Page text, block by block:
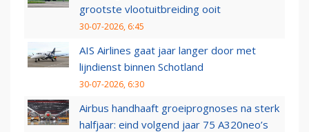
grootste vlootuitbreiding ooit
30-07-2026, 6:45
AIS Airlines gaat jaar langer door met
lijndienst binnen Schotland
30-07-2026, 6:30
Airbus handhaaft groeiprognoses na sterk
halfjaar: eind volgend jaar 75 A320neo’s